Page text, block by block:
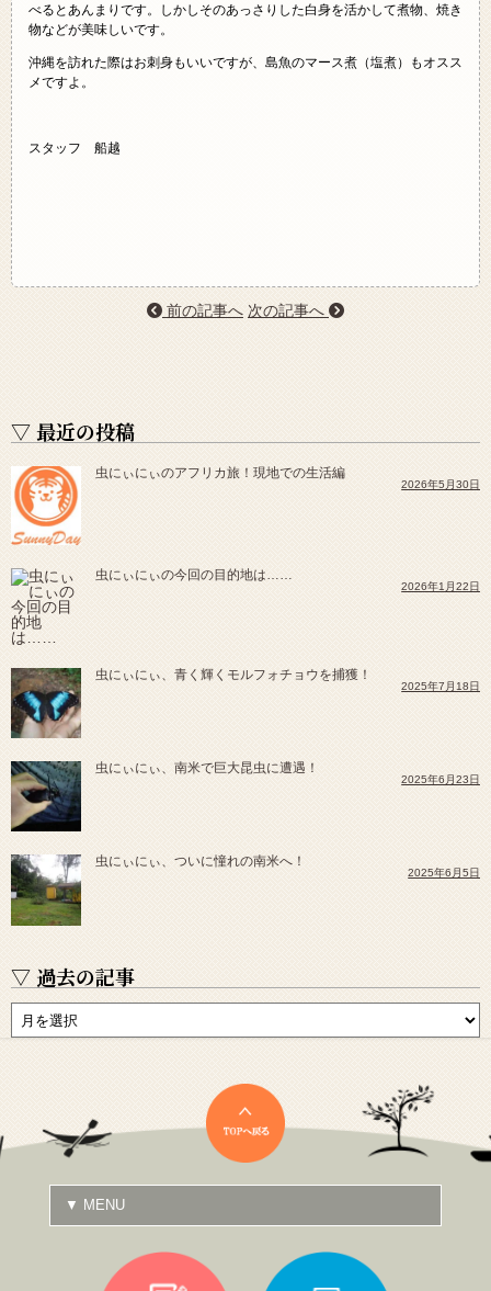
べるとあんまりです。しかしそのあっさりした白身を活かして煮物、焼き
物などが美味しいです。
沖縄を訪れた際はお刺身もいいですが、島魚のマース煮（塩煮）もオスス
メですよ。
スタッフ 船越
前の記事へ 次の記事へ
▽ 最近の投稿
虫にぃにぃのアフリカ旅！現地での生活編
2026年5月30日
虫にぃにぃの今回の目的地は……
2026年1月22日
虫にぃにぃ、青く輝くモルフォチョウを捕獲！
2025年7月18日
虫にぃにぃ、南米で巨大昆虫に遭遇！
2025年6月23日
虫にぃにぃ、ついに憧れの南米へ！
2025年6月5日
▽ 過去の記事